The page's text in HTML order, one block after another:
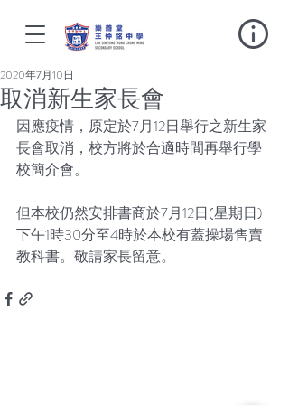
取消新生家長會
2020年7月10日
因應疫情，原定於7月12日舉行之新生家
長會取消，校方將於合適時間再舉行學
校簡介會。
但本校仍然安排書商於7月12日(星期日)
下午1時30分至4時於本校有蓋操場售賣
教科書。敬請家長留意。